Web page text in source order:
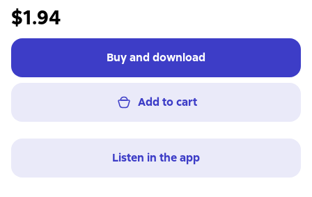
$1.94
Buy and download
Add to cart
Listen in the app